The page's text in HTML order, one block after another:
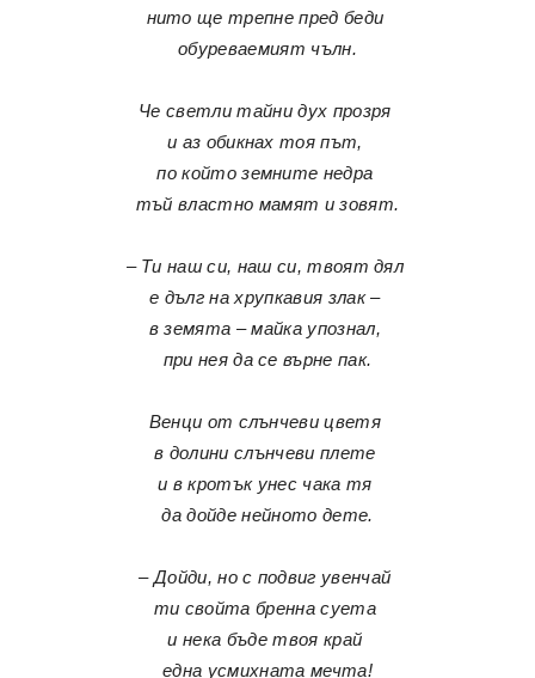
нито ще трепне пред беди
обуреваемият чълн.
Че светли тайни дух прозря
и аз обикнах тоя път,
по който земните недра
тъй властно мамят и зовят.
– Ти наш си, наш си, твоят дял
е дълг на хрупкавия злак –
в земята – майка упознал,
при нея да се върне пак.
Венци от слънчеви цветя
в долини слънчеви плете
и в кротък унес чака тя
да дойде нейното дете.
– Дойди, но с подвиг увенчай
ти свойта бренна суета
и нека бъде твоя край
една усмихната мечта!